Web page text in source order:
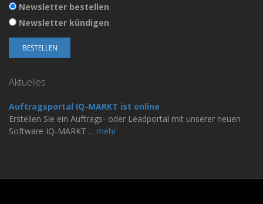
Newsletter bestellen
Newsletter kündigen
Aktuelles
Auftragsportal IQ-MARKT ist online
Erstellen Sie ein Auftrags- oder Leadportal mit unserer neuen
Software IQ-MARKT ... mehr